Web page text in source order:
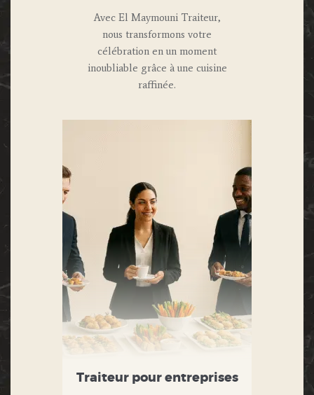
Avec El Maymouni Traiteur,
nous transformons votre
célébration en un moment
inoubliable grâce à une cuisine
raffinée.
Traiteur pour entreprises